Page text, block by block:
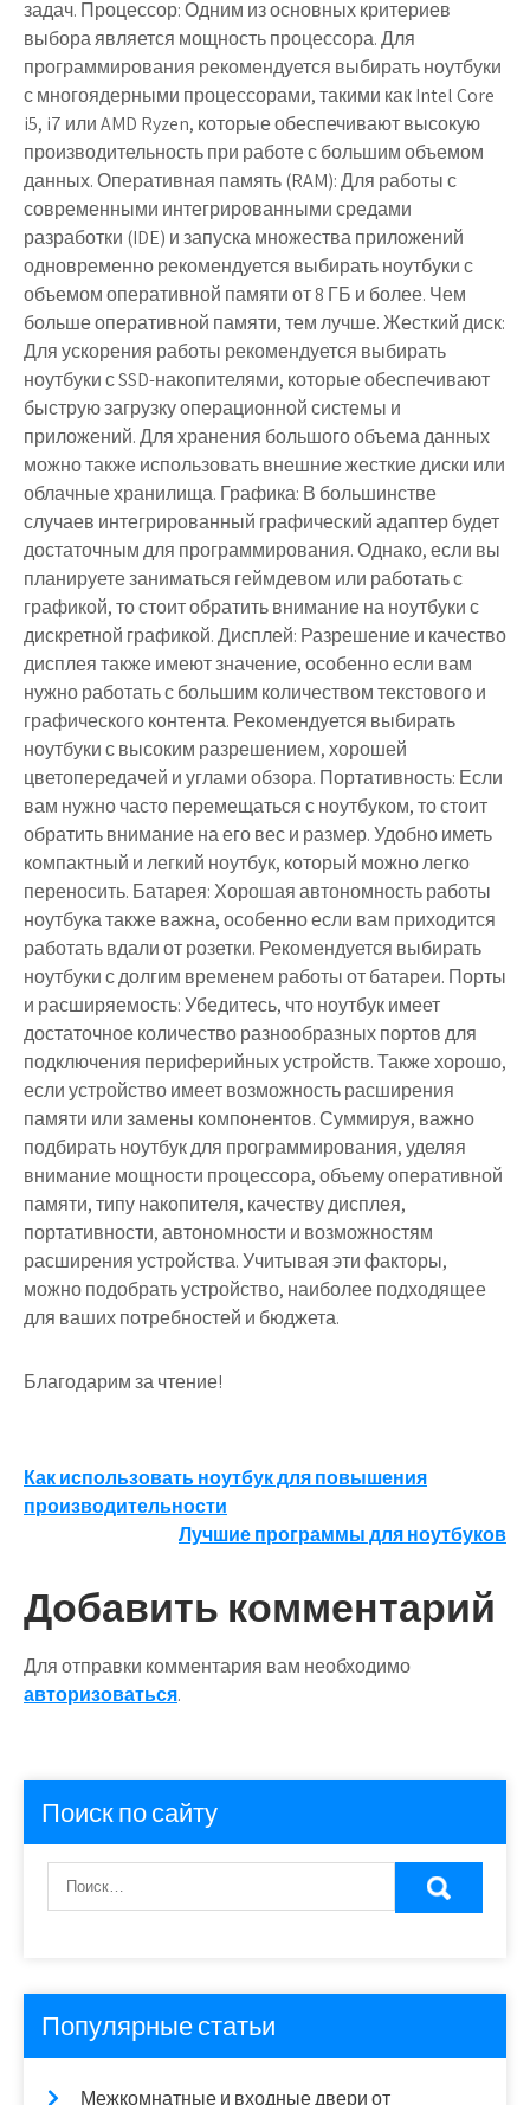
задач. Процессор: Одним из основных критериев
выбора является мощность процессора. Для
программирования рекомендуется выбирать ноутбуки
с многоядерными процессорами, такими как Intel Core
i5, i7 или AMD Ryzen, которые обеспечивают высокую
производительность при работе с большим объемом
данных. Оперативная память (RAM): Для работы с
современными интегрированными средами
разработки (IDE) и запуска множества приложений
одновременно рекомендуется выбирать ноутбуки с
объемом оперативной памяти от 8 ГБ и более. Чем
больше оперативной памяти, тем лучше. Жесткий диск:
Для ускорения работы рекомендуется выбирать
ноутбуки с SSD-накопителями, которые обеспечивают
быструю загрузку операционной системы и
приложений. Для хранения большого объема данных
можно также использовать внешние жесткие диски или
облачные хранилища. Графика: В большинстве
случаев интегрированный графический адаптер будет
достаточным для программирования. Однако, если вы
планируете заниматься геймдевом или работать с
графикой, то стоит обратить внимание на ноутбуки с
дискретной графикой. Дисплей: Разрешение и качество
дисплея также имеют значение, особенно если вам
нужно работать с большим количеством текстового и
графического контента. Рекомендуется выбирать
ноутбуки с высоким разрешением, хорошей
цветопередачей и углами обзора. Портативность: Если
вам нужно часто перемещаться с ноутбуком, то стоит
обратить внимание на его вес и размер. Удобно иметь
компактный и легкий ноутбук, который можно легко
переносить. Батарея: Хорошая автономность работы
ноутбука также важна, особенно если вам приходится
работать вдали от розетки. Рекомендуется выбирать
ноутбуки с долгим временем работы от батареи. Порты
и расширяемость: Убедитесь, что ноутбук имеет
достаточное количество разнообразных портов для
подключения периферийных устройств. Также хорошо,
если устройство имеет возможность расширения
памяти или замены компонентов. Суммируя, важно
подбирать ноутбук для программирования, уделяя
внимание мощности процессора, объему оперативной
памяти, типу накопителя, качеству дисплея,
портативности, автономности и возможностям
расширения устройства. Учитывая эти факторы,
можно подобрать устройство, наиболее подходящее
для ваших потребностей и бюджета.
Благодарим за чтение!
Навигация
по
Как использовать ноутбук для повышения
производительности
Лучшие программы для ноутбуков
Добавить комментарий
Для отправки комментария вам необходимо
авторизоваться.
Поиск по сайту
Популярные статьи
Межкомнатные и входные двери от